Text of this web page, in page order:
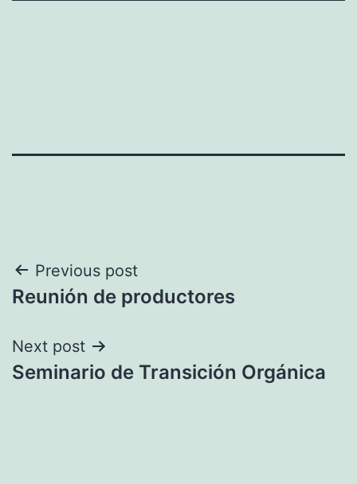
Navegación
de
entradas
Previous post
Reunión de productores
Next post
Seminario de Transición Orgánica